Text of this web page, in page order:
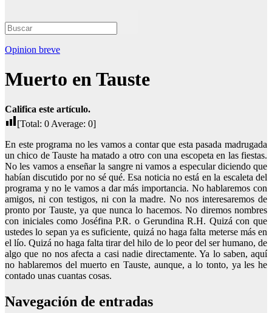
Opinion breve
Muerto en Tauste
Califica este artículo.
[Total: 0 Average: 0]
En este programa no les vamos a contar que esta pasada madrugada
un chico de Tauste ha matado a otro con una escopeta en las fiestas.
No les vamos a enseñar la sangre ni vamos a especular diciendo que
habían discutido por no sé qué. Esa noticia no está en la escaleta del
programa y no le vamos a dar más importancia. No hablaremos con
amigos, ni con testigos, ni con la madre. No nos interesaremos de
pronto por Tauste, ya que nunca lo hacemos. No diremos nombres
con iniciales como Joséfina P.R. o Gerundina R.H. Quizá con que
ustedes lo sepan ya es suficiente, quizá no haga falta meterse más en
el lío. Quizá no haga falta tirar del hilo de lo peor del ser humano, de
algo que no nos afecta a casi nadie directamente. Ya lo saben, aquí
no hablaremos del muerto en Tauste, aunque, a lo tonto, ya les he
contado unas cuantas cosas.
Navegación de entradas